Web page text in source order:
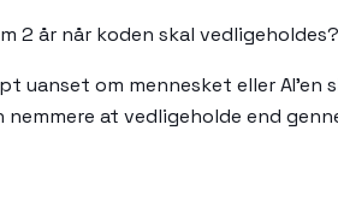
2 år når koden skal
uanset om mennesket eller
at vedligeholde end